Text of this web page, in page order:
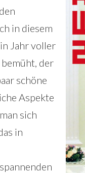
in diesem
Jahr voller
der
schöne
Aspekte
sich
in